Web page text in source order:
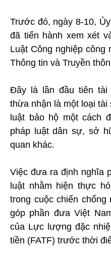
Trước đó, ngày 8-10,
đã tiến hành xem xét
Luật Công nghiệp
Thông tin và Truyền
Đây là lần đầu tiên
thừa nhận là một loại
luật bảo hộ một cách
pháp luật dân sự, sở
quan khác.
Việc đưa ra định nghĩa
luật nhằm hiện thực
trong cuộc chiến
góp phần đưa Việt
của Lực lượng đặc
tiền (FATF) trước thời